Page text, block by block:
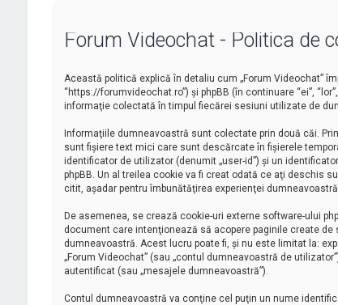
Forum Videochat - Politica de
Această politică explică în detaliu cum „Forum Videochat”
“https://forumvideochat.ro”) şi phpBB (în continuare “ei”,
informaţie colectată în timpul fiecărei sesiuni utilizate de
Informaţiile dumneavoastră sunt colectate prin două căi.
sunt fişiere text mici care sunt descărcate în fişierele
identificator de utilizator (denumit „user-id”) şi un
phpBB. Un al treilea cookie va fi creat odată ce aţi deschis
citit, aşadar pentru îmbunătăţirea experienţei
De asemenea, se crează cookie-uri externe software-ului
document care intenţionează să acopere paginile create
dumneavoastră. Acest lucru poate fi, şi nu este limitat la:
„Forum Videochat” (sau „contul dumneavoastră de
autentificat (sau „mesajele dumneavoastră”).
Contul dumneavoastră va conţine cel puţin un nume